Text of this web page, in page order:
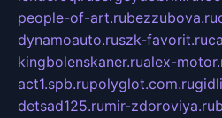
people-of-art.rubezzubova.ru
dynamoauto.ruszk-favorit.ru
kingbolenskaner.rualex-
act1.spb.rupolyglot.com.ru
detsad125.rumir-zdoroviya.ru